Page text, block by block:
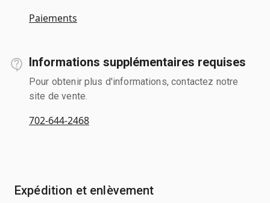
Paiements
Informations supplémentaires requises
Pour obtenir plus d'informations, contactez notre
site de vente.
702-644-2468
Expédition et enlèvement